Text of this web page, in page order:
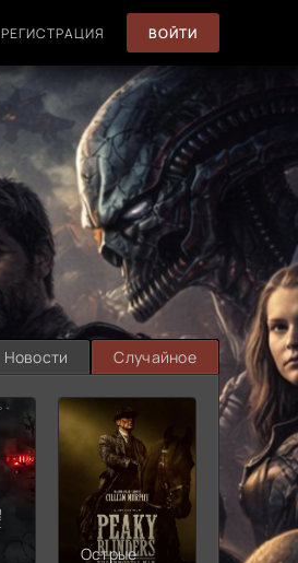
РЕГИСТРАЦИЯ ВОЙТИ
Новости Случайное
Острые
7.187